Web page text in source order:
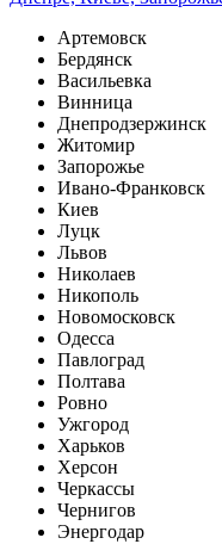
Артемовск
Бердянск
Васильевка
Винница
Днепродзержинск
Житомир
Запорожье
Ивано-Франковск
Киев
Луцк
Львов
Николаев
Никополь
Новомосковск
Одесса
Павлоград
Полтава
Ровно
Ужгород
Харьков
Херсон
Черкассы
Чернигов
Энергодар